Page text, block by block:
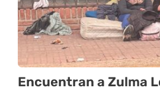
Encuentran a Zulma